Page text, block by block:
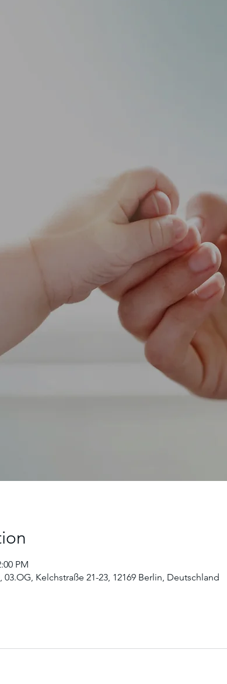
PM
Kelchstraße 21-23, 12169 Berlin, Deutschland